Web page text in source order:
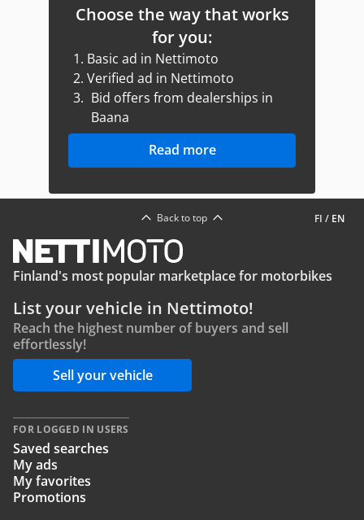
Choose the way that works
for you:
1. Basic ad in Nettimoto
2. Verified ad in Nettimoto
3. Bid offers from dealerships in
Baana
Read more
FI / EN
Back to top
Finland's most popular marketplace for motorbikes
List your vehicle in Nettimoto!
Reach the highest number of buyers and sell
effortlessly!
Sell your vehicle
FOR LOGGED IN USERS
Saved searches
My ads
My favorites
Promotions